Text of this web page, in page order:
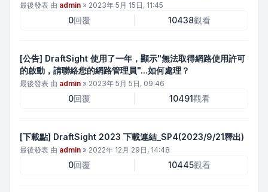
最後發表 由 admin » 2023年 5月 15日, 11:45
0回覆 10438觀看
[公告] DraftSight 使用了一年，顯示"無法取得網路使用許可
的啟動，請聯絡您的網路管理員"...如何處理？
最後發表 由 admin » 2023年 5月 5日, 09:46
0回覆 10491觀看
[下載點] DraftSight 2023 下載連結_SP4(2023/9/21釋出)
最後發表 由 admin » 2022年 12月 29日, 14:48
0回覆 10445觀看